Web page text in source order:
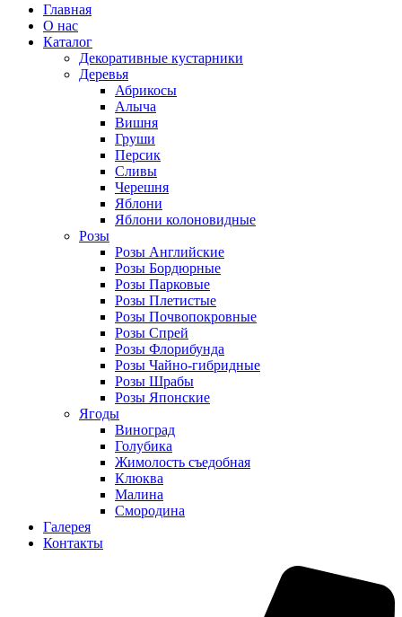
Главная
О нас
Каталог
Декоративные кустарники
Деревья
Абрикосы
Алыча
Вишня
Груши
Персик
Сливы
Черешня
Яблони
Яблони колоновидные
Розы
Розы Английские
Розы Бордюрные
Розы Парковые
Розы Плетистые
Розы Почвопокровные
Розы Спрей
Розы Флорибунда
Розы Чайно-гибридные
Розы Шрабы
Розы Японские
Ягоды
Виноград
Голубика
Жимолость съедобная
Клюква
Малина
Смородина
Галерея
Контакты